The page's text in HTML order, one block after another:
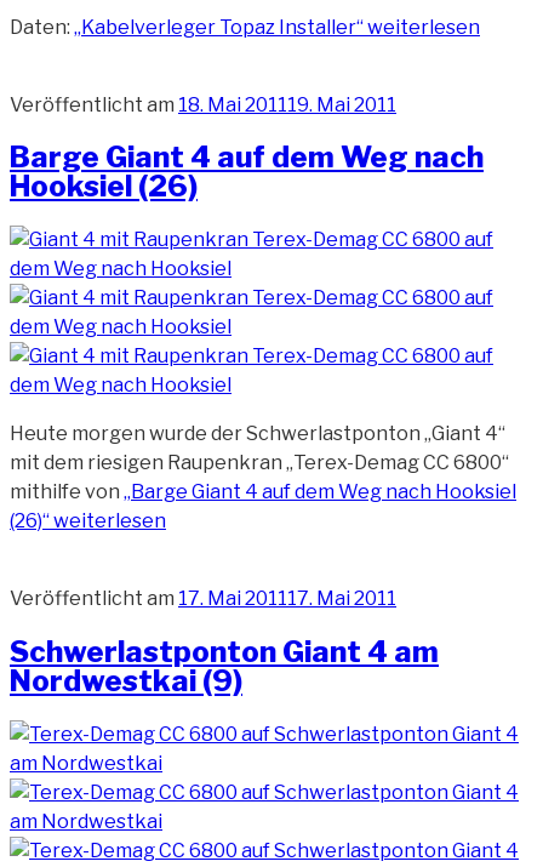
Daten: „Kabelverleger Topaz Installer“weiterlesen
Veröffentlicht am 18. Mai 201119. Mai 2011
Barge Giant 4 auf dem Weg nach
Hooksiel (26)
Heute morgen wurde der Schwerlastponton „Giant 4“
mit dem riesigen Raupenkran „Terex-Demag CC 6800“
mithilfe von „Barge Giant 4 auf dem Weg nach Hooksiel
(26)“weiterlesen
Veröffentlicht am 17. Mai 201117. Mai 2011
Schwerlastponton Giant 4 am
Nordwestkai (9)